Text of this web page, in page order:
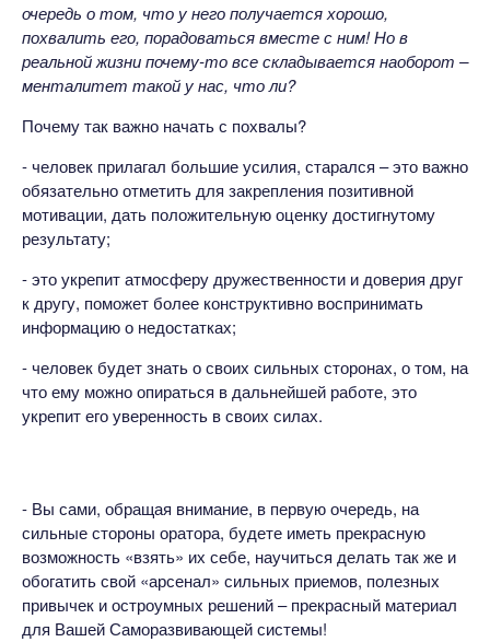
очередь о том, что у него получается хорошо,
похвалить его, порадоваться вместе с ним! Но в
реальной жизни почему-то все складывается наоборот –
менталитет такой у нас, что ли?
Почему так важно начать с похвалы?
- человек прилагал большие усилия, старался – это важно
обязательно отметить для закрепления позитивной
мотивации, дать положительную оценку достигнутому
результату;
- это укрепит атмосферу дружественности и доверия друг
к другу, поможет более конструктивно воспринимать
информацию о недостатках;
- человек будет знать о своих сильных сторонах, о том, на
что ему можно опираться в дальнейшей работе, это
укрепит его уверенность в своих силах.
- Вы сами, обращая внимание, в первую очередь, на
сильные стороны оратора, будете иметь прекрасную
возможность «взять» их себе, научиться делать так же и
обогатить свой «арсенал» сильных приемов, полезных
привычек и остроумных решений – прекрасный материал
для Вашей Саморазвивающей системы!